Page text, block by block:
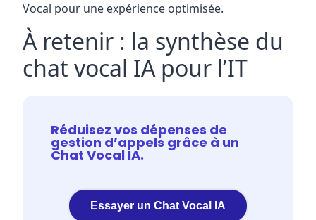
Vocal pour une expérience optimisée.
À retenir : la synthèse du
chat vocal IA pour l’IT
Réduisez vos dépenses de
gestion d’appels grâce à un
Chat Vocal IA.
Essayer un Chat Vocal IA